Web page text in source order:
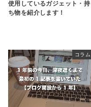
使用しているガジェット・持
ち物を紹介します！
コラム